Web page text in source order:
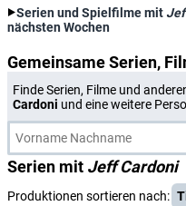
Serien und Spielfilme mit
nächsten Wochen
Gemeinsame Serien,
Finde Serien, Filme und
Cardoni und eine weitere
Serien mit Jeff Cardoni
Produktionen sortieren nach: